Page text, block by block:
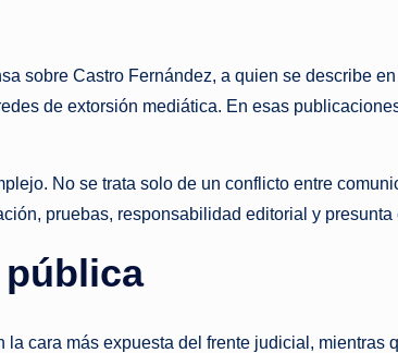
sobre Castro Fernández, a quien se describe
de extorsión mediática. En esas
No se trata solo de un conflicto entre
pruebas, responsabilidad editorial y
cara más expuesta del frente judicial,